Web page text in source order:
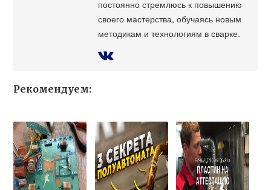
постоянно стремлюсь к повышению
своего мастерства, обучаясь новым
методикам и технологиям в сварке.
Рекомендуем: